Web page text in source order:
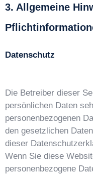
3. Allgemeine
Datenschutz
Die Betreiber dieser
persönlichen Daten
personenbezogenen
den gesetzlichen
dieser
Wenn Sie diese
personenbezogene